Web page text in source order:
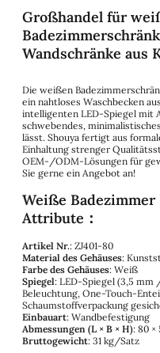
Großhandel für
Wandschränke aus
Die weißen
ein nahtloses Waschbecken
intelligenten LED-Spiegel mit
schwebendes,
lässt. Shouya fertigt aus
Einhaltung strenger
OEM-/ODM-Lösungen für
Sie gerne ein Angebot an!
Weiße
Attribute：
Artikel Nr.: ZJ401-80
Material des Gehäuses:
Farbe des Gehäuses: Weiß
Spiegel: LED-Spiegel (3,5 mm
Beleuchtung, One-Touch-
Schaumstoffverpackung
Einbauart: Wandbefestigung
Abmessungen (L × B × H): 80 ×
Bruttogewicht: 31 kg/Satz